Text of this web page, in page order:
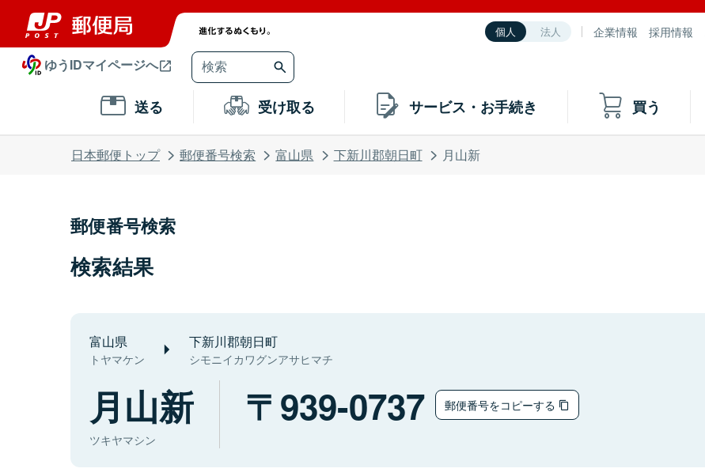
個人 法人 企業情報 採用情報
ゆうIDマイページへ
送る 受け取る サービス・お手続き 買う
日本郵便トップ 郵便番号検索 富山県 下新川郡朝日町 月山新
郵便番号検索
検索結果
富山県
トヤマケン
下新川郡朝日町
シモニイカワグンアサヒマチ
月山新
ツキヤマシン
939-0737 郵便番号をコピーする